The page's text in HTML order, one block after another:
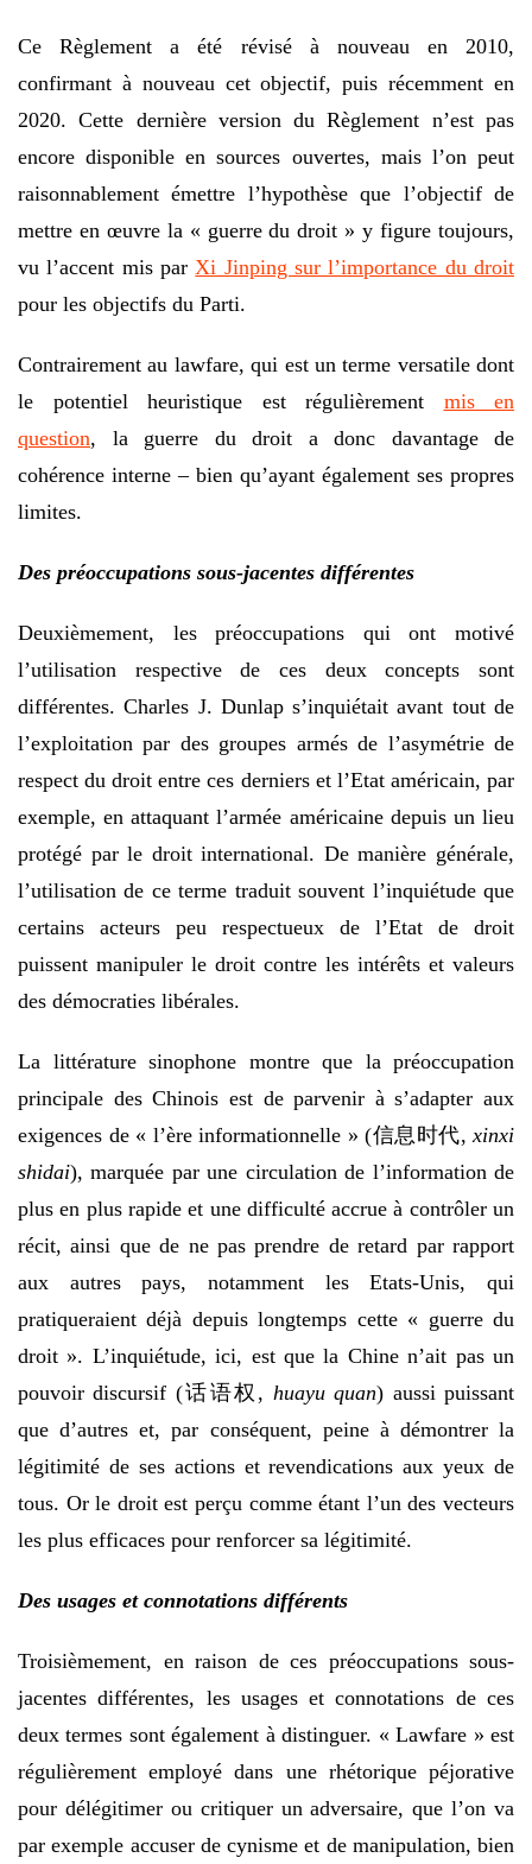
Ce Règlement a été révisé à nouveau en 2010,
confirmant à nouveau cet objectif, puis récemment en
2020. Cette dernière version du Règlement n’est pas
encore disponible en sources ouvertes, mais l’on peut
raisonnablement émettre l’hypothèse que l’objectif de
mettre en œuvre la « guerre du droit » y figure toujours,
vu l’accent mis parXi Jinping sur l’importance du droit
pour les objectifs du Parti.
Contrairement au lawfare, qui est un terme versatile dont
le potentiel heuristique est régulièrement mis en
question, la guerre du droit a donc davantage de
cohérence interne – bien qu’ayant également ses propres
limites.
Des préoccupations sous-jacentes différentes
Deuxièmement, les préoccupations qui ont motivé
l’utilisation respective de ces deux concepts sont
différentes. Charles J. Dunlap s’inquiétait avant tout de
l’exploitation par des groupes armés de l’asymétrie de
respect du droit entre ces derniers et l’Etat américain, par
exemple, en attaquant l’armée américaine depuis un lieu
protégé par le droit international. De manière générale,
l’utilisation de ce terme traduit souvent l’inquiétude que
certains acteurs peu respectueux de l’Etat de droit
puissent manipuler le droit contre les intérêts et valeurs
des démocraties libérales.
La littérature sinophone montre que la préoccupation
principale des Chinois est de parvenir à s’adapter aux
exigences de « l’ère informationnelle » (信息时代,xinxi
shidai), marquée par une circulation de l’information de
plus en plus rapide et une difficulté accrue à contrôler un
récit, ainsi que de ne pas prendre de retard par rapport
aux autres pays, notamment les Etats-Unis, qui
pratiqueraient déjà depuis longtemps cette « guerre du
droit ». L’inquiétude, ici, est que la Chine n’ait pas un
pouvoir discursif (话语权, huayu quan) aussi puissant
que d’autres et, par conséquent, peine à démontrer la
légitimité de ses actions et revendications aux yeux de
tous. Or le droit est perçu comme étant l’un des vecteurs
les plus efficaces pour renforcer sa légitimité.
Des usages et connotations différents
Troisièmement, en raison de ces préoccupations sous-
jacentes différentes, les usages et connotations de ces
deux termes sont également à distinguer. « Lawfare » est
régulièrement employé dans une rhétorique péjorative
pour délégitimer ou critiquer un adversaire, que l’on va
par exemple accuser de cynisme et de manipulation, bien